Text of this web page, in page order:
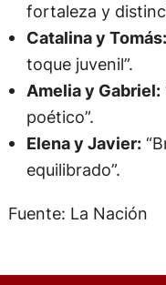
fortaleza y
Catalina y Tomás:
toque juvenil”.
Amelia y Gabriel:
poético”.
Elena y Javier:
equilibrado”.
Fuente: La Nación